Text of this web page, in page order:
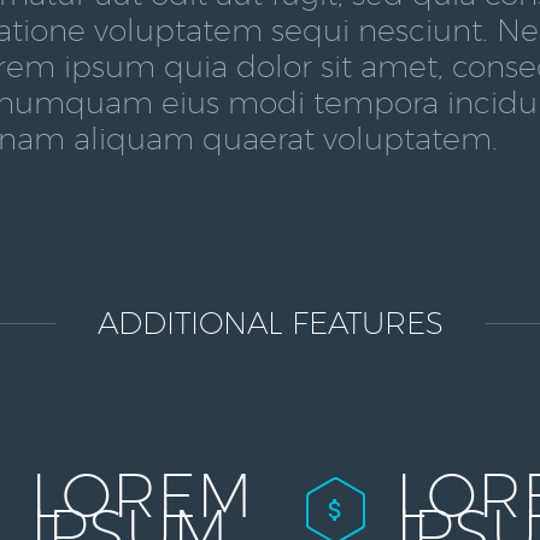
voluptatem sequi nesciunt.
ipsum quia dolor sit amet,
eius modi tempora
aliquam quaerat voluptatem.
ADDITIONAL FEATURES
LOREM 
